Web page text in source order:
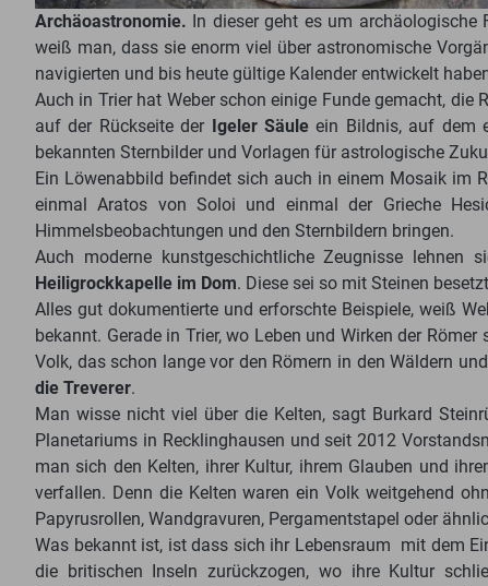
Archäoastronomie. In dieser geht es um
weiß man, dass sie enorm viel über astronomische
navigierten und bis heute gültige Kalender entwickelt
Auch in Trier hat Weber schon einige Funde gemacht,
auf der Rückseite der Igeler Säuleein Bildnis, auf dem
bekannten Sternbilder und Vorlagen für astrologische
Ein Löwenabbild befindet sich auch in einem Mosaik im
einmal Aratos von Soloi und einmal der Grieche
Himmelsbeobachtungen und den Sternbildern bringen.
Auch moderne kunstgeschichtliche Zeugnisse
Heiligrockkapelle im Dom. Diese sei so mit Steinen
Alles gut dokumentierte und erforschte Beispiele, weiß
bekannt. Gerade in Trier, wo Leben und Wirken der
Volk, das schon lange vor den Römern in den Wäldern
die Treverer.
Man wisse nicht viel über die Kelten, sagt Burkard
Planetariums in Recklinghausen und seit 2012
man sich den Kelten, ihrer Kultur, ihrem Glauben und
verfallen. Denn die Kelten waren ein Volk weitgehend
Papyrusrollen, Wandgravuren, Pergamentstapel oder
Was bekannt ist, ist dass sich ihr Lebensraum mit dem
die britischen Inseln zurückzogen, wo ihre Kultur